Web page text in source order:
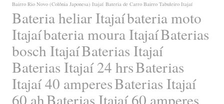
Bairro Rio Novo (Colônia Japonesa) Itajaí Bateria de Carro Bairro Tabuleiro Itajaí
Bateria heliar Itajaíbateria moto
Itajaíbateria moura ItajaíBaterias
bosch ItajaíBaterias Itajaí
Baterias Itajaí 24 hrsBaterias
Itajaí 40 amperesBaterias Itajaí
60 ahBaterias Itajaí 60 amperes